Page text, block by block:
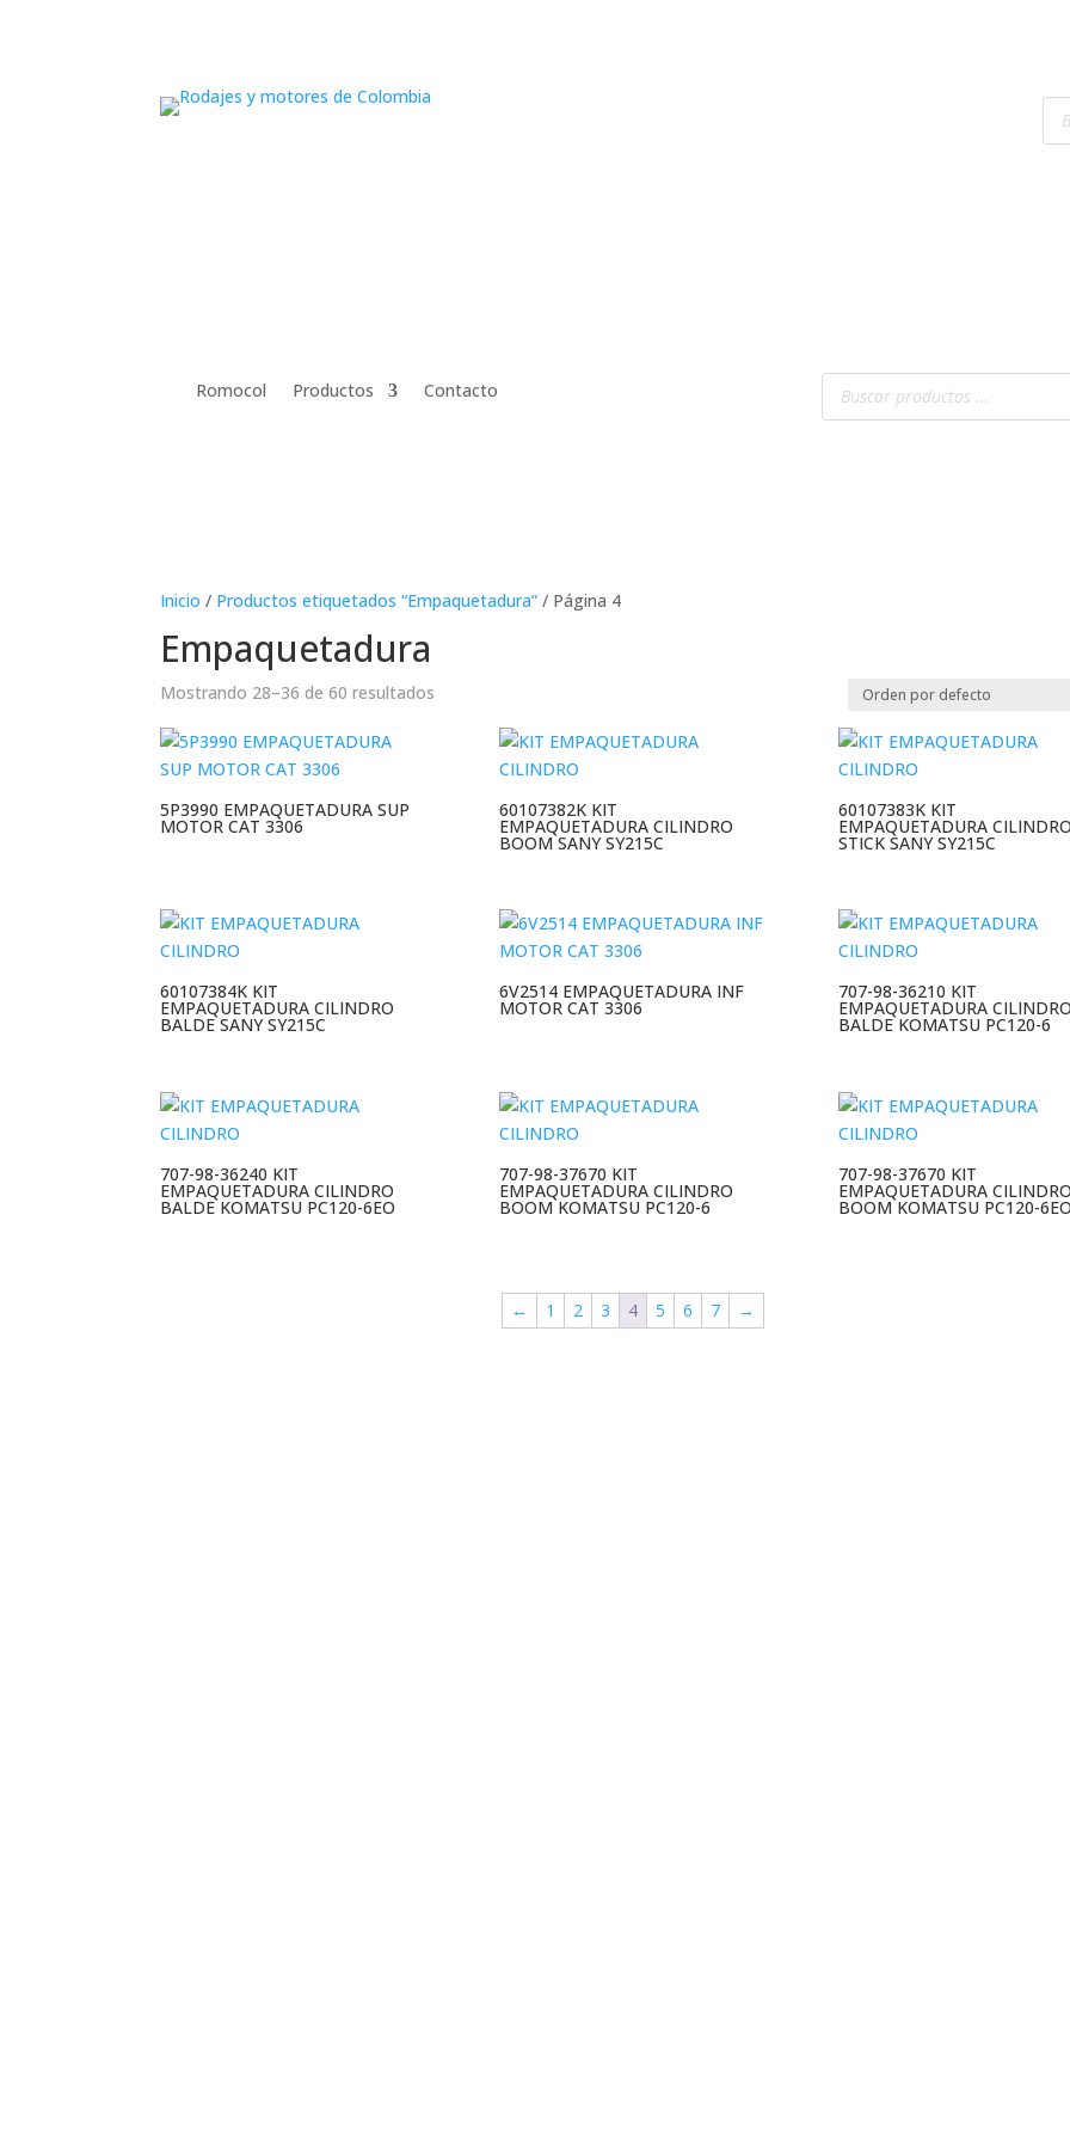
Romocol Productos Contacto Búsqueda
productos
Inicio / Productos etiquetados “Empaquetadura” / Página 4
Empaquetadura
Mostrando 28–36 de 60 resultados
5P3990 EMPAQUETADURA SUP
MOTOR CAT 3306
60107382K KIT
EMPAQUETADURA CILINDRO
BOOM SANY SY215C
60107383K KIT
EMPAQUETADURA CILINDRO
STICK SANY SY215C
60107384K KIT
EMPAQUETADURA CILINDRO
BALDE SANY SY215C
6V2514 EMPAQUETADURA INF
MOTOR CAT 3306
707-98-36210 KIT
EMPAQUETADURA CILINDRO
BALDE KOMATSU PC120-6
707-98-36240 KIT
EMPAQUETADURA CILINDRO
BALDE KOMATSU PC120-6EO
707-98-37670 KIT
EMPAQUETADURA CILINDRO
BOOM KOMATSU PC120-6
707-98-37670 KIT
EMPAQUETADURA CILINDRO
BOOM KOMATSU PC120-6EO
← 1 2 3 4 5 6 7 →